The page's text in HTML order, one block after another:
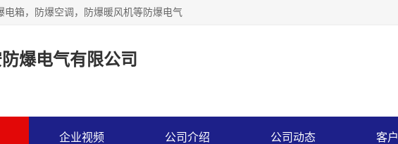
箱，防爆空调，防爆暖风机等防爆电气
爆电气有限公司
企业视频 公司介绍 公司动态 客